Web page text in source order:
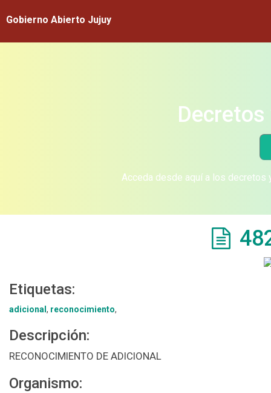
Gobierno Abierto Jujuy
Acceda desde aquí a los
Etiquetas:
adicional , reconocimiento,
Descripción:
RECONOCIMIENTO DE ADICIONAL
Organismo: